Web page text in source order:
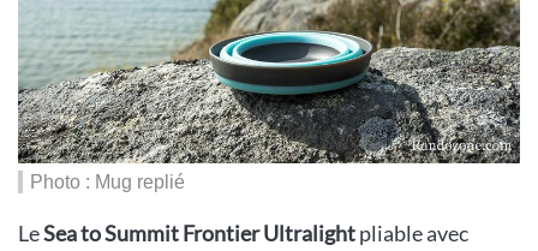
Photo : Mug replié
LeSea to Summit Frontier Ultralightpliable avec